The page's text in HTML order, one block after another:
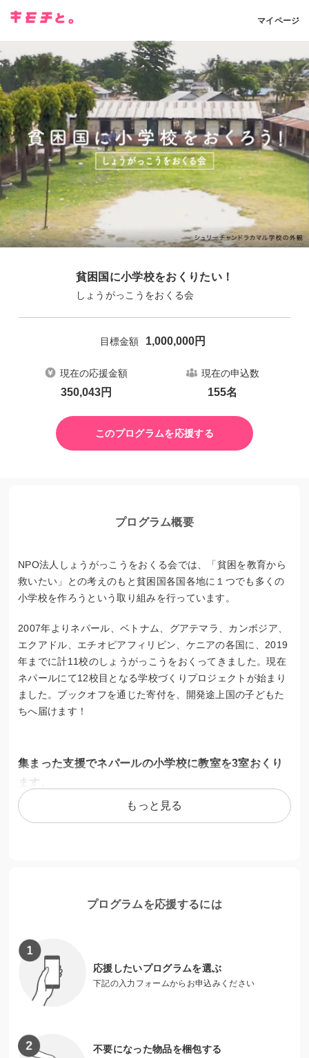
マイページ
貧困国に小学校をおくりたい！
しょうがっこうをおくる会
目標金額 1,000,000円
現在の応援金額
350,043円
現在の申込数
155名
このプログラムを応援する
プログラム概要
NPO法人しょうがっこうをおくる会では、「貧困を教育から
救いたい」との考えのもと貧困国各国各地に１つでも多くの
小学校を作ろうという取り組みを行っています。
2007年よりネパール、ベトナム、グアテマラ、カンボジア、
エクアドル、エチオピアフィリピン、ケニアの各国に、2019
年までに計11校のしょうがっこうをおくってきました。現在
ネパールにて12校目となる学校づくりプロジェクトが始まり
ました。ブックオフを通じた寄付を、開発途上国の子どもた
ちへ届けます！
集まった支援でネパールの小学校に教室を3室おくり
ます。
ネパールのスンサリ郡ラムドゥーニ市マルチャイヤ地区にあ
して学べるように、耐震性のある教室を建設に加えて、防災
皆さまの善意が、恵まれない子供達に教育を通して、貧困か
ら抜け出す機会を提供することになるのです。
しょうがっこうをおくる会
もっと見る
プログラムを応援するには
応援したいプログラムを選ぶ
下記の入力フォームからお申込みください
不要になった物品を梱包する